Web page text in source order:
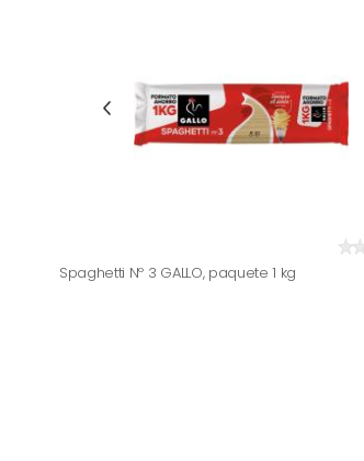
Spaghetti Nº 3 GALLO, paquete 1 kg